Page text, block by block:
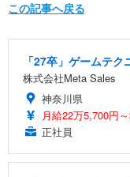
この記事へ戻る
「27卒」ゲームテ
株式会社Meta Sales
神奈川県
月給22万5,700円
正社員